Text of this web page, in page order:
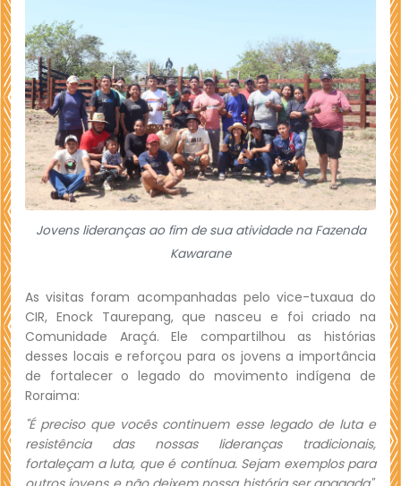
Jovens lideranças ao fim de sua atividade na Fazenda
Kawarane
As visitas foram acompanhadas pelo vice-tuxaua do
CIR, Enock Taurepang, que nasceu e foi criado na
Comunidade Araçá. Ele compartilhou as histórias
desses locais e reforçou para os jovens a importância
de fortalecer o legado do movimento indígena de
Roraima:
"É preciso que vocês continuem esse legado de luta e
resistência das nossas lideranças tradicionais,
fortaleçam a luta, que é contínua. Sejam exemplos para